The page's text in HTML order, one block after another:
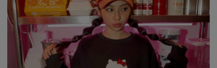
身形尺寸對照表